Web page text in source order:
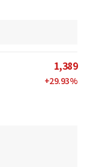
1,389
+29.93%